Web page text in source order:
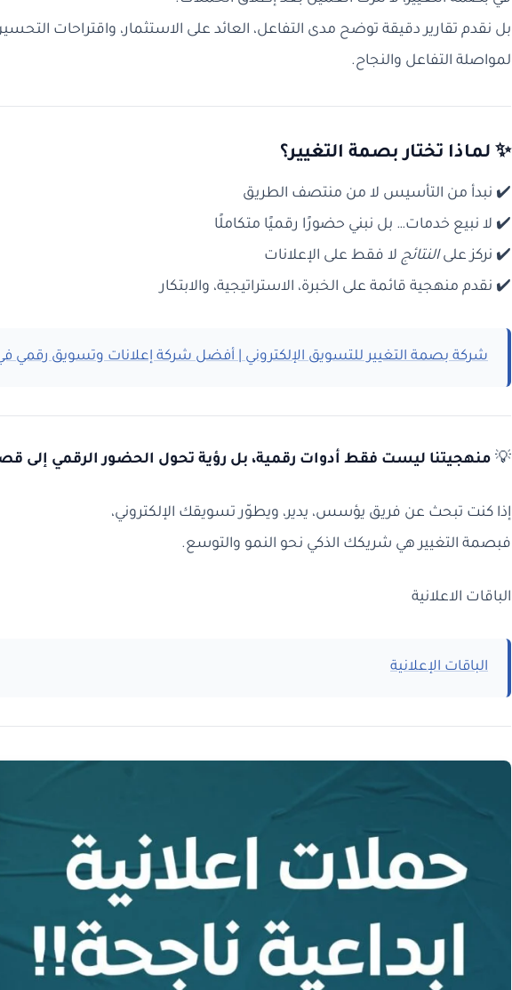
بل نقدم تقارير دقيقة توضح مدى التفاعل، العائد على الاستثمار، واقتراحات
لمواصلة التفاعل والنجاح.
✨ لماذا تختار بصمة التغيير؟
✔️ نبدأ من التأسيس لا من منتصف الطريق
✔️ لا نبيع خدمات… بل نبني حضورًا رقميًا متكاملًا
✔️ نركز علىالنتائج لا فقط على الإعلانات
✔️ نقدم منهجية قائمة على الخبرة، الاستراتيجية، والابتكار
شركة بصمة التغيير للتسويق الإلكتروني | أفضل شركة إعلانات وتسويق رقمي
💡 منهجيتنا ليست فقط أدوات رقمية، بل رؤية تحول الحضور الرقمي إلى
إذا كنت تبحث عن فريق يؤسس، يدير، ويطوّر تسويقك الإلكتروني،
فبصمة التغيير هي شريكك الذكي نحو النمو والتوسع.
الباقات الاعلانية
الباقات الإعلانية